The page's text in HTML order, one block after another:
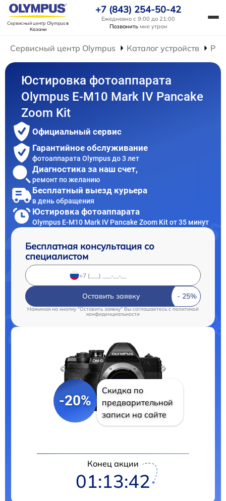
Сервисный центр Olympusв
Казани
+7 (843) 254-50-42
Ежедневно с 9:00 до 21:00
Позвонить мне утром
Сервисный центр Olympus Каталог устройств
Юстировка фотоаппарата
Olympus E-M10 Mark IV Pancake
Zoom Kit
Официальный сервис
Гарантийное обслуживание
фотоаппарата Olympus до 3 лет
Диагностика за наш счет,
ремонт по желанию
Бесплатный выезд курьера
в день обращения
Юстировка фотоаппарата
Olympus E-M10 Mark IV Pancake Zoom Kit от 35 минут
Бесплатная консультация со
специалистом
Оставить заявку
Нажимая на кнопку "Оставить заявку" Вы соглашаетесь c политикой
конфиденциальности
-20%
Скидка по
предварительной
записи на сайте
Конец акции
01:13:41